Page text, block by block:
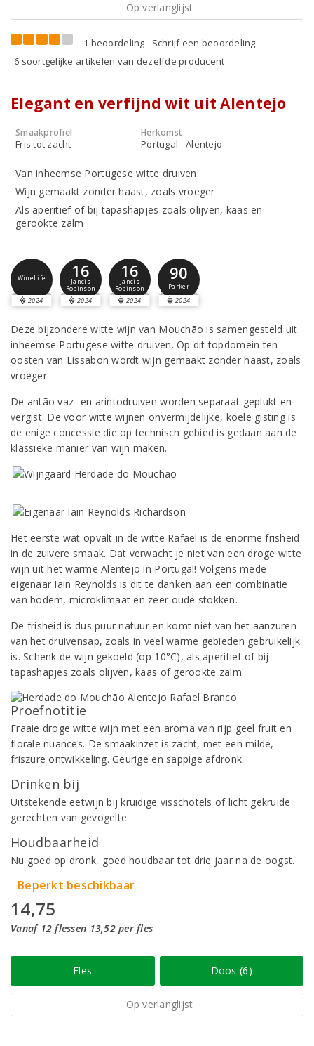
Op verlanglijst
1 beoordeling
Schrijf een beoordeling
6 soortgelijke artikelen van dezelfde producent
Elegant en verfijnd wit uit Alentejo
Smaakprofiel
Fris tot zacht
Herkomst
Portugal - Alentejo
Van inheemse Portugese witte druiven
Wijn gemaakt zonder haast, zoals vroeger
Als aperitief of bij tapashapjes zoals olijven, kaas en
gerookte zalm
WineLife
2024
16
Jancis
Robinson
2024
16
Jancis
Robinson
2024
90
Parker
2024
Deze bijzondere witte wijn van Mouchão is samengesteld uit
inheemse Portugese witte druiven. Op dit topdomein ten
oosten van Lissabon wordt wijn gemaakt zonder haast, zoals
vroeger.
De antão vaz- en arintodruiven worden separaat geplukt en
vergist. De voor witte wijnen onvermijdelijke, koele gisting is
de enige concessie die op technisch gebied is gedaan aan de
klassieke manier van wijn maken.
Het eerste wat opvalt in de witte Rafael is de enorme frisheid
in de zuivere smaak. Dat verwacht je niet van een droge witte
wijn uit het warme Alentejo in Portugal! Volgens mede-
eigenaar Iain Reynolds is dit te danken aan een combinatie
van bodem, microklimaat en zeer oude stokken.
De frisheid is dus puur natuur en komt niet van het aanzuren
van het druivensap, zoals in veel warme gebieden gebruikelijk
is. Schenk de wijn gekoeld (op 10°C), als aperitief of bij
tapashapjes zoals olijven, kaas of gerookte zalm.
Proefnotitie
Fraaie droge witte wijn met een aroma van rijp geel fruit en
florale nuances. De smaakinzet is zacht, met een milde,
friszure ontwikkeling. Geurige en sappige afdronk.
Drinken bij
Uitstekende eetwijn bij kruidige visschotels of licht gekruide
gerechten van gevogelte.
Houdbaarheid
Nu goed op dronk, goed houdbaar tot drie jaar na de oogst.
Beperkt beschikbaar
14,75
Vanaf 12 flessen 13,52 per fles
Fles Doos (6)
Op verlanglijst